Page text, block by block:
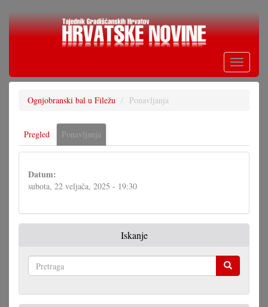
Skoči
Toggle
Ognjobranski bal u Filežu Ponavljanja
Primarne
oznake
Pregled Ponavljanja
oznaka)
Datum:
subota, 22 veljača, 2025 - 19:30
Iskanje